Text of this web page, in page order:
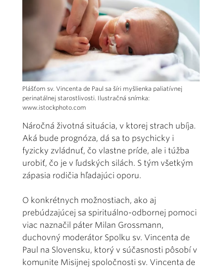
Plášťom sv. Vincenta de Paul sa šíri myšlienka paliatívnej
perinatálnej starostlivosti. Ilustračná snímka:
www.istockphoto.com
Náročná životná situácia, v ktorej strach ubíja.
Aká bude prognóza, dá sa to psychicky i
fyzicky zvládnuť, čo vlastne príde, ale i túžba
urobiť, čo je v ľudských silách. S tým všetkým
zápasia rodičia hľadajúci oporu.
O konkrétnych možnostiach, ako aj
prebúdzajúcej sa spirituálno-odbornej pomoci
viac naznačil páter Milan Grossmann,
duchovný moderátor Spolku sv. Vincenta de
Paul na Slovensku, ktorý v súčasnosti pôsobí v
komunite Misijnej spoločnosti sv. Vincenta de